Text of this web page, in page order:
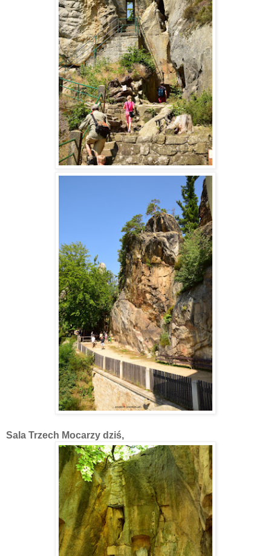
Sala Trzech Mocarzy dziś,